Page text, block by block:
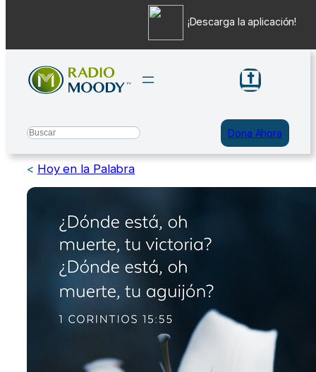
contenido
Search Dona Ahora
< Hoy en la Palabra
¡Descarga la aplicación!